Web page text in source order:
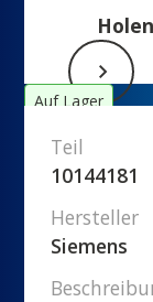
Auf Lager
Teil
10144181
Hersteller
Siemens